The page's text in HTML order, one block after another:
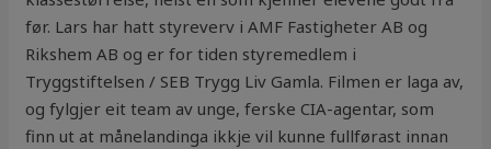
før. Lars har hatt styreverv i AMF Fastigheter AB og
Rikshem AB og er for tiden styremedlem i
Tryggstiftelsen / SEB Trygg Liv Gamla. Filmen er laga av,
og fylgjer eit team av unge, ferske CIA-agentar, som
finn ut at månelandinga ikkje vil kunne fullførast innan